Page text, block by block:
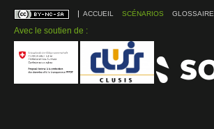
ACCUEIL SCÉNARIOS GLOSSAIRE
Avec le soutien de :